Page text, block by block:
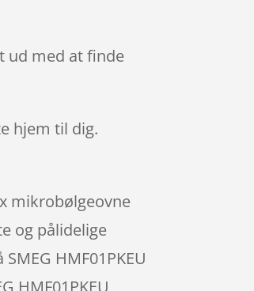
ud med at finde
hjem til dig.
mikrobølgeovne
og pålidelige
HMF01PKEU
HMF01PKEU